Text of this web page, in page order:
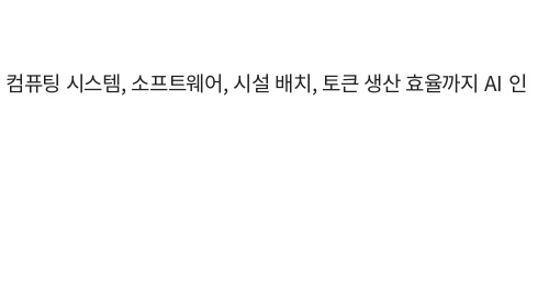
퓨팅 시스템, 소프트웨어, 시설 배치, 토큰 생산 효율까지 AI 인